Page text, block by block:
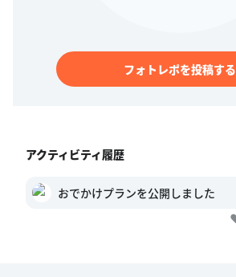
フォトレポを投稿する
アクティビティ履歴
おでかけプランを公開しました